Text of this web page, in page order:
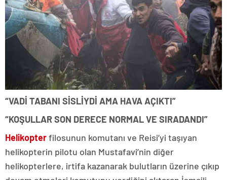
“VADİ TABANI SİSLİYDİ AMA HAVA AÇIKTI”
“KOŞULLAR SON DERECE NORMAL VE SIRADANDI”
Helikopterfilosunun komutanı ve Reisi’yi taşıyan
helikopterin pilotu olan Mustafavi’nin diğer
helikopterlere, irtifa kazanarak bulutların üzerine çıkıp